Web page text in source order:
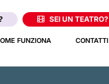
SEI UN TEATRO?
FUNZIONA CONTATTI